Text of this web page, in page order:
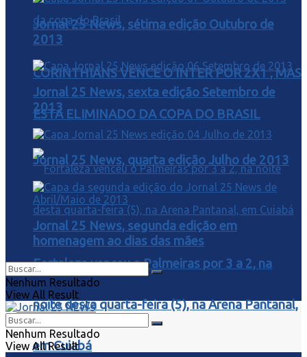
CORINTHIANS VENCE O INTER POR 2X1 , MAS
ESTA ELIMINADO DA COPA DO BRASIL
Fortaleza venceu o Palmeiras por 3 a 2, na
noite desta quarta-feira (5), na Arena Pantanal,
em Cuiabá
Jornal 25 News, sétima edição Outubro de
2013
Jornal 25 News, sexta edição Setembro de
2013
Jornal 25 News, quarta edição Julho de 2013
Jornal 25 News, segunda edição em
homenagem ao dias das mães
Nenhum Resultado
View All Result
Nenhum Resultado
View All Result